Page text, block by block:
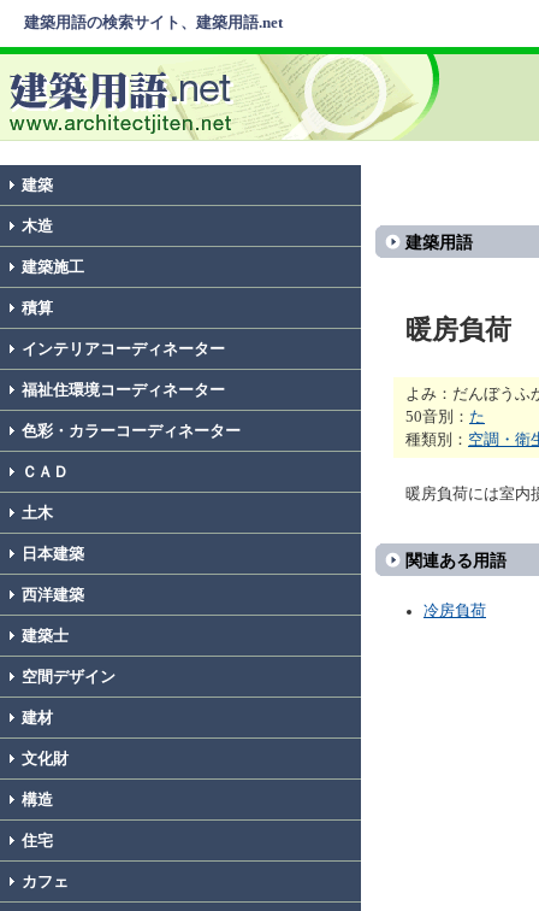
建築用語の検索サイト、建築用語.net
建築
木造
建築施工
積算
インテリアコーディネーター
福祉住環境コーディネーター
色彩・カラーコーディネーター
ＣＡＤ
土木
日本建築
西洋建築
建築士
空間デザイン
建材
文化財
構造
住宅
カフェ
建築用語
暖房負荷
よみ：だんぼうふ
50音別： た
種類別： 空調・衛
暖房負荷には室内
関連ある用語
冷房負荷